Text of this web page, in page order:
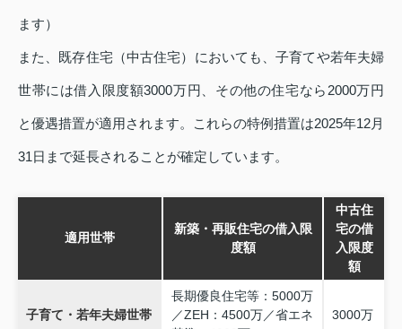
ます）
また、既存住宅（中古住宅）においても、子育てや若年夫婦
世帯には借入限度額3000万円、その他の住宅なら2000万円
と優遇措置が適用されます。これらの特例措置は2025年12月
31日まで延長されることが確定しています。
適用世帯
新築・再販住宅の借入限
度額
中古住
宅の借
入限度
額
子育て・若年夫婦世帯
長期優良住宅等：5000万
／ZEH：4500万／省エネ
3000万